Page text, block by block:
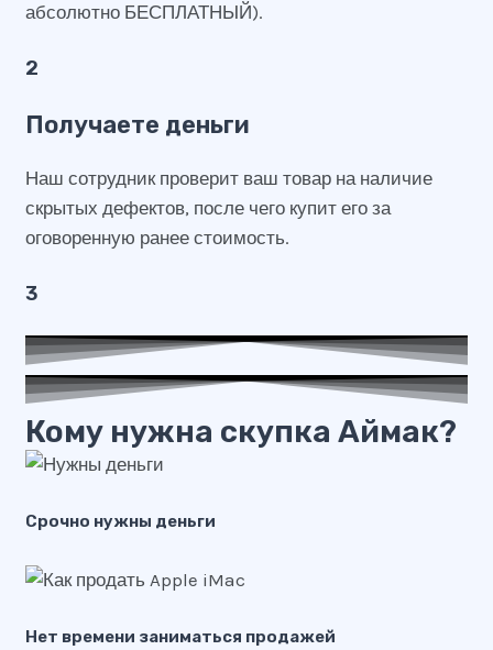
абсолютно БЕСПЛАТНЫЙ).
2
Получаете деньги
Наш сотрудник проверит ваш товар на наличие
скрытых дефектов, после чего купит его за
оговоренную ранее стоимость.
3
Кому нужна скупка Аймак?
Срочно нужны деньги
Нет времени заниматься продажей